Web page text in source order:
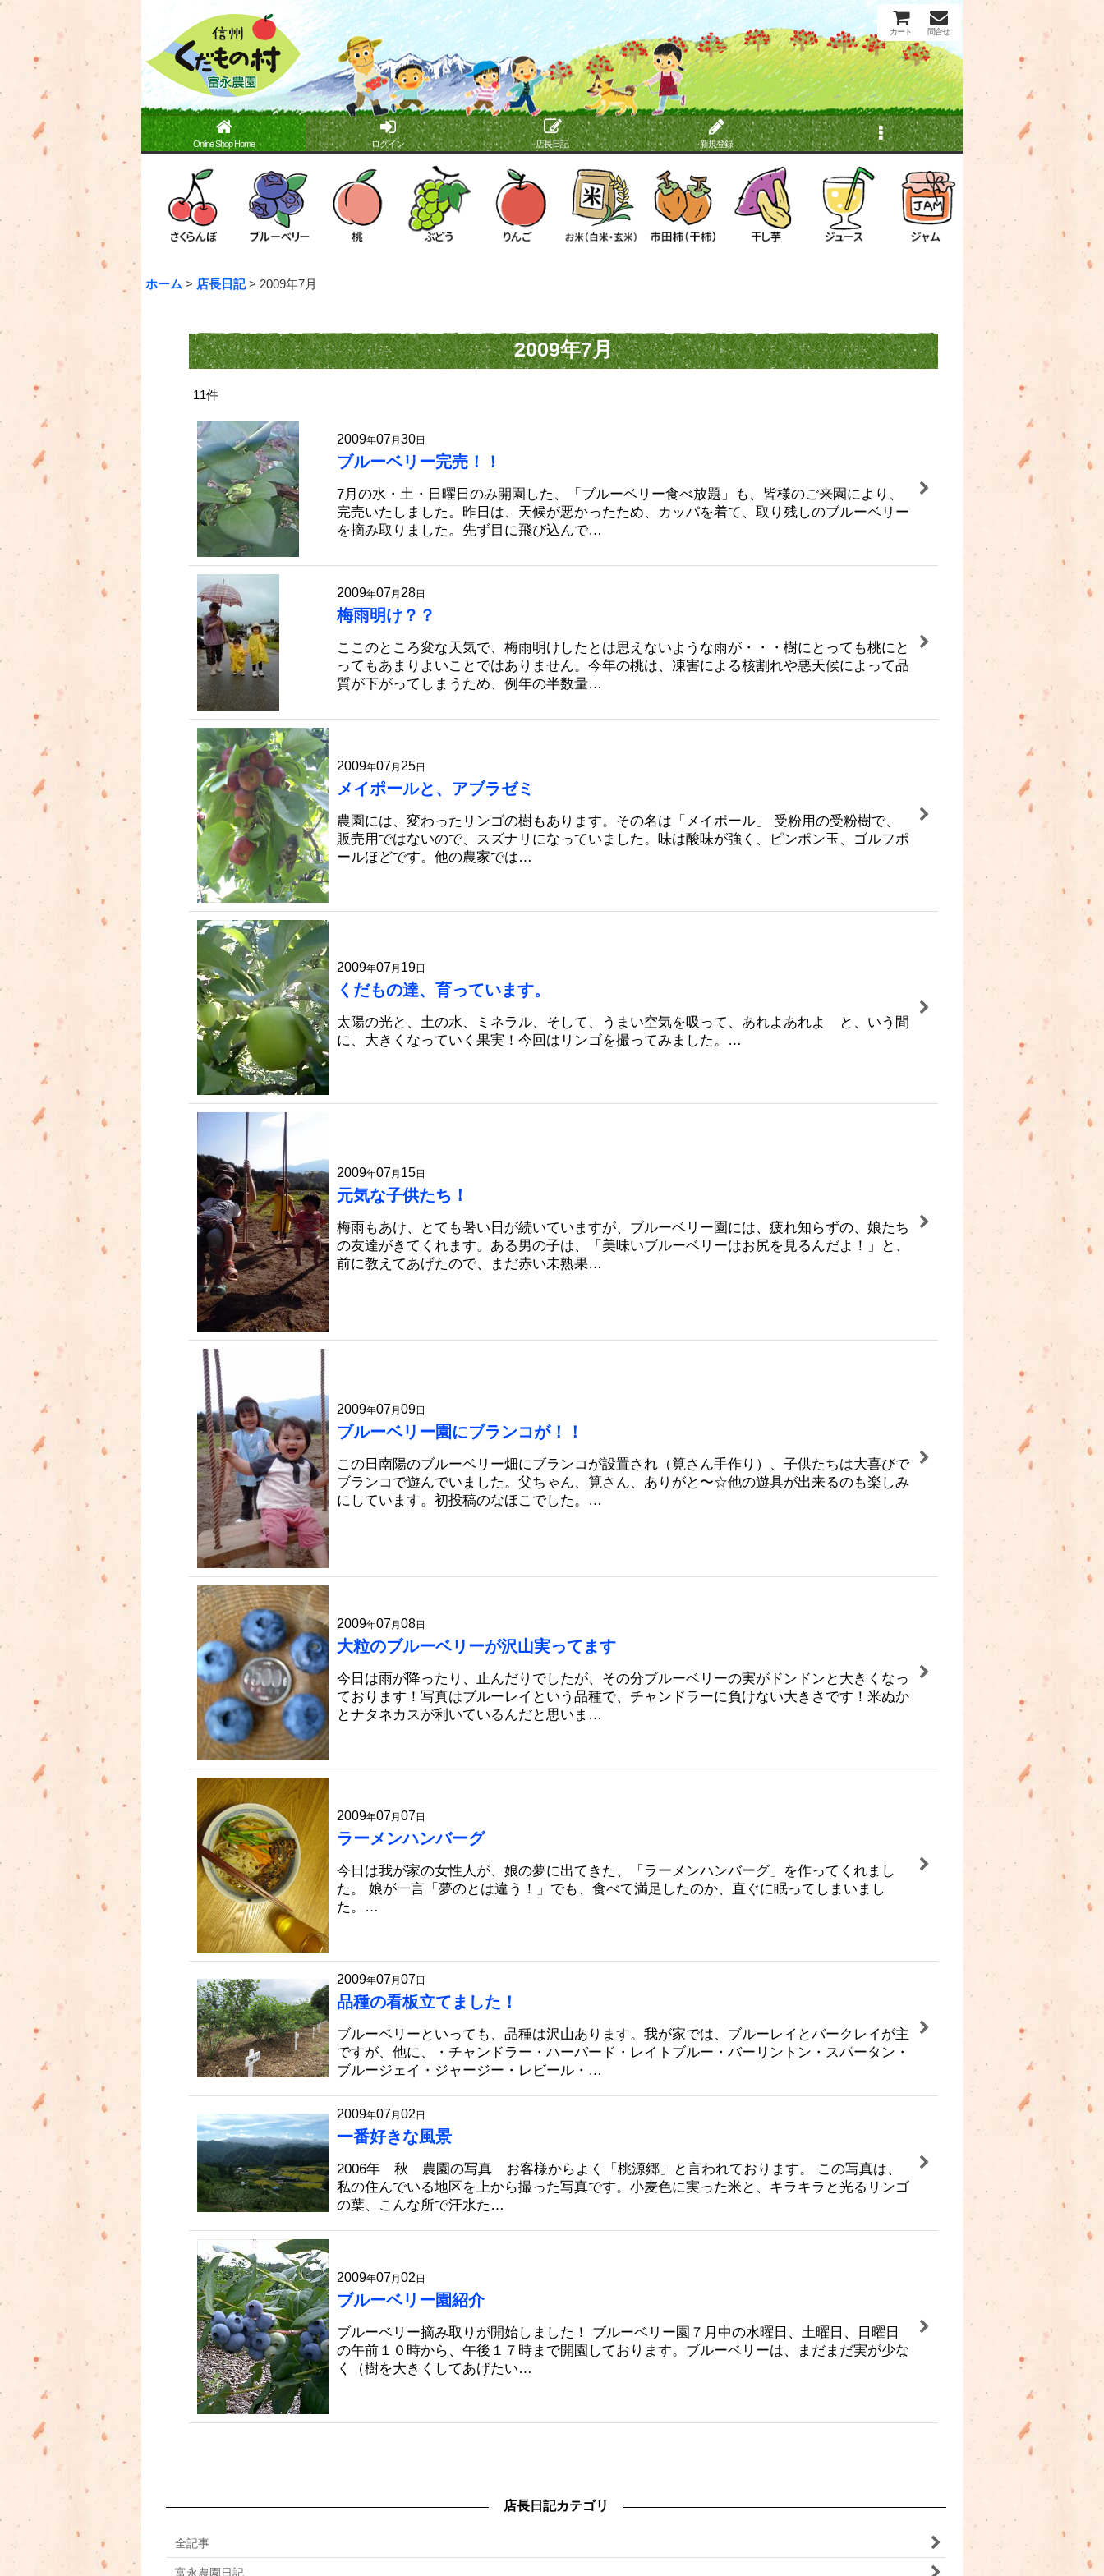
カート 問合せ
Online Shop Home ログイン 店長日記 新規登録
ホーム > 店長日記 > 2009年7月
2009年7月
11件
2009年07月 30日
ブルーベリー完売！！
7月の水・土・日曜日のみ開園した、「ブルーベリー食べ放題」も、皆様のご来園により、
完売いたしました。昨日は、天候が悪かったため、カッパを着て、取り残しのブルーベリー
を摘み取りました。先ず目に飛び込んで…
2009年07月 28日
梅雨明け？？
ここのところ変な天気で、梅雨明けしたとは思えないような雨が・・・樹にとっても桃にと
ってもあまりよいことではありません。今年の桃は、凍害による核割れや悪天候によって品
質が下がってしまうため、例年の半数量…
2009年07月 25日
メイポールと、アブラゼミ
農園には、変わったリンゴの樹もあります。その名は「メイポール」 受粉用の受粉樹で、
販売用ではないので、スズナリになっていました。味は酸味が強く、ピンポン玉、ゴルフポ
ールほどです。他の農家では…
2009年07月 19日
くだもの達、育っています。
太陽の光と、土の水、ミネラル、そして、うまい空気を吸って、あれよあれよ と、いう間
に、大きくなっていく果実！今回はリンゴを撮ってみました。…
2009年07月 15日
元気な子供たち！
梅雨もあけ、とても暑い日が続いていますが、ブルーベリー園には、疲れ知らずの、娘たち
の友達がきてくれます。ある男の子は、「美味いブルーベリーはお尻を見るんだよ！」と、
前に教えてあげたので、まだ赤い未熟果…
2009年07月09日
ブルーベリー園にブランコが！！
この日南陽のブルーベリー畑にブランコが設置され（筧さん手作り）、子供たちは大喜びで
ブランコで遊んでいました。父ちゃん、筧さん、ありがと〜☆他の遊具が出来るのも楽しみ
にしています。初投稿のなほこでした。…
2009年07月08日
大粒のブルーベリーが沢山実ってます
今日は雨が降ったり、止んだりでしたが、その分ブルーベリーの実がドンドンと大きくなっ
ております！写真はブルーレイという品種で、チャンドラーに負けない大きさです！米ぬか
とナタネカスが利いているんだと思いま…
2009年07月 07日
ラーメンハンバーグ
今日は我が家の女性人が、娘の夢に出てきた、「ラーメンハンバーグ」を作ってくれまし
た。 娘が一言「夢のとは違う！」でも、食べて満足したのか、直ぐに眠ってしまいまし
た。…
2009年07月 07日
品種の看板立てました！
ブルーベリーといっても、品種は沢山あります。我が家では、ブルーレイとバークレイが主
ですが、他に、・チャンドラー・ハーバード・レイトブルー・バーリントン・スパータン・
ブルージェイ・ジャージー・レビール・…
2009年07月 02 日
一番好きな風景
2006年 秋 農園の写真 お客様からよく「桃源郷」と言われております。 この写真は、
私の住んでいる地区を上から撮った写真です。小麦色に実った米と、キラキラと光るリンゴ
の葉、こんな所で汗水た…
2009年07月 02 日
ブルーベリー園紹介
ブルーベリー摘み取りが開始しました！ ブルーベリー園７月中の水曜日、土曜日、日曜日
の午前１０時から、午後１７時まで開園しております。ブルーベリーは、まだまだ実が少な
く（樹を大きくしてあげたい…
店長日記カテゴリ
全記事
富永農園日記